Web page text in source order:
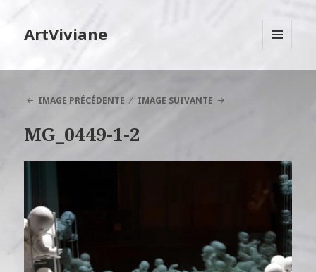
ArtViviane
IMAGE PRÉCÉDENTE
IMAGE SUIVANTE
MG_0449-1-2